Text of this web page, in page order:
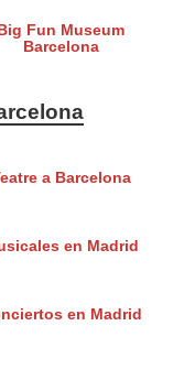
Big Fun Museum
Barcelona
a Barcelona
en Madrid
en Madrid